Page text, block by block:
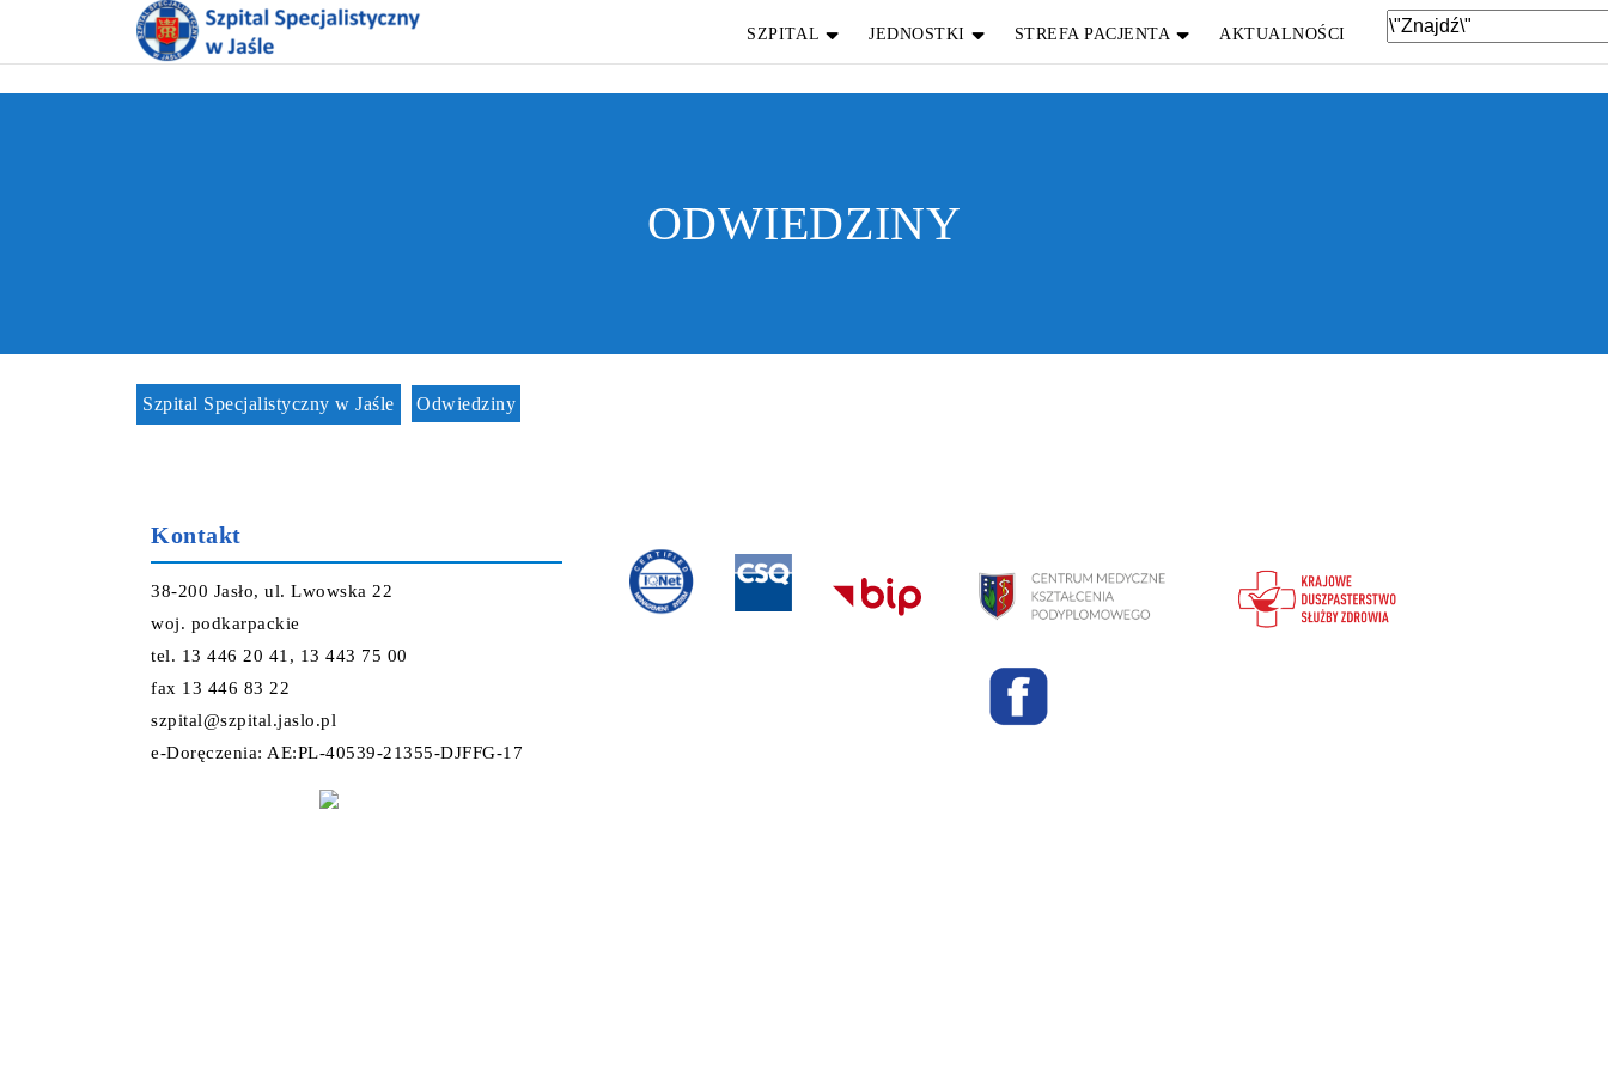
SZPITAL JEDNOSTKI STREFA PACJENTA AKTUALNOŚCI
ODWIEDZINY
Szpital Specjalistyczny w Jaśle Odwiedziny
Kontakt
38-200 Jasło, ul. Lwowska 22
woj. podkarpackie
tel. 13 446 20 41, 13 443 75 00
fax 13 446 83 22
szpital@szpital.jaslo.pl
e-Doręczenia: AE:PL-40539-21355-DJFFG-17
Projekt i wykonanie